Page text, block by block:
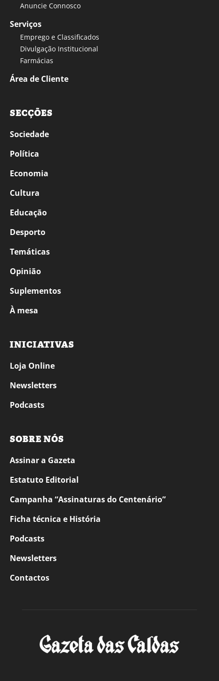
Anuncie Connosco
Serviços
Emprego e Classificados
Divulgação Institucional
Farmácias
Área de Cliente
SECÇÕES
Sociedade
Política
Economia
Cultura
Educação
Desporto
Temáticas
Opinião
Suplementos
À mesa
INICIATIVAS
Loja Online
Newsletters
Podcasts
SOBRE NÓS
Assinar a Gazeta
Estatuto Editorial
Campanha “Assinaturas do Centenário”
Ficha técnica e História
Podcasts
Newsletters
Contactos